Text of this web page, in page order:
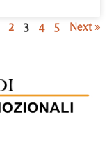
2 3 4 5 Next »